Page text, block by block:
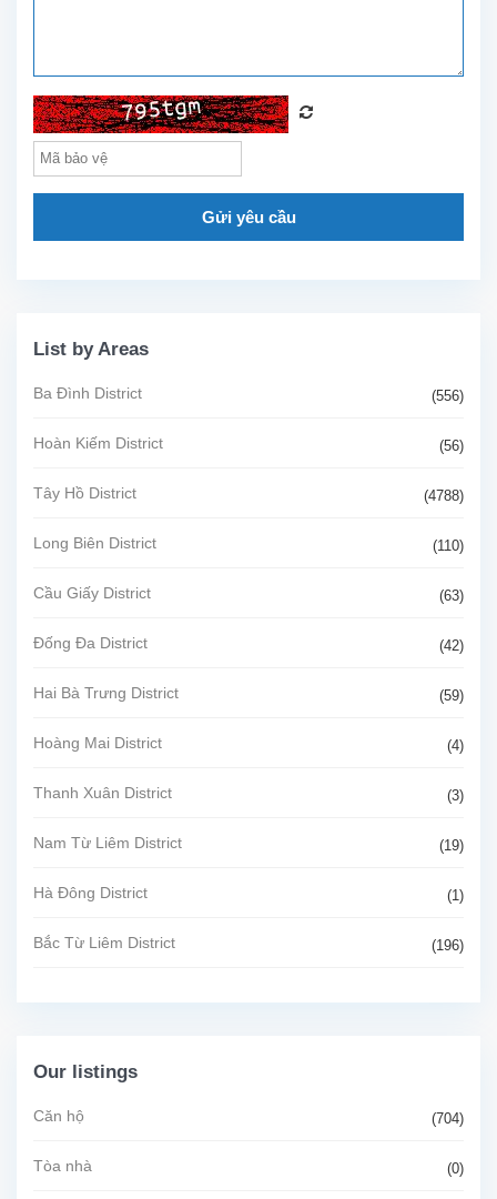
Gửi yêu cầu
List by Areas
Ba Đình District (556)
Hoàn Kiếm District (56)
Tây Hồ District (4788)
Long Biên District (110)
Cầu Giấy District (63)
Đống Đa District (42)
Hai Bà Trưng District (59)
Hoàng Mai District (4)
Thanh Xuân District (3)
Nam Từ Liêm District (19)
Hà Đông District (1)
Bắc Từ Liêm District (196)
Our listings
Căn hộ (704)
Tòa nhà (0)